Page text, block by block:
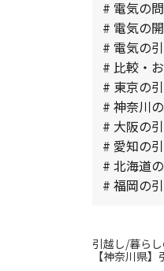
# 電気の
# 電気の
# 電気の
# 比較・
# 東京の
# 神奈川
# 大阪の
# 愛知の
# 北海道
# 福岡の
引越し/暮ら
【神奈川県